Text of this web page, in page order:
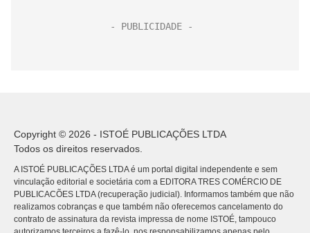
Copyright © 2026 - ISTOÉ PUBLICAÇÕES LTDA
Todos os direitos reservados.
A ISTOÉ PUBLICAÇÕES LTDA é um portal digital independente e sem
vinculação editorial e societária com a EDITORA TRES COMÉRCIO DE
PUBLICACÕES LTDA (recuperação judicial). Informamos também que não
realizamos cobranças e que também não oferecemos cancelamento do
contrato de assinatura da revista impressa de nome ISTOÉ, tampouco